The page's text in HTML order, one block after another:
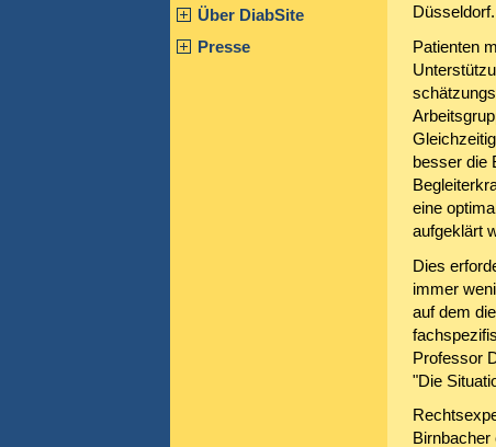
Über DiabSite
Presse
Düsseldorf.
Patienten
besser die
eine
aufgeklärt
Dies
immer
auf dem
Professor
"Die